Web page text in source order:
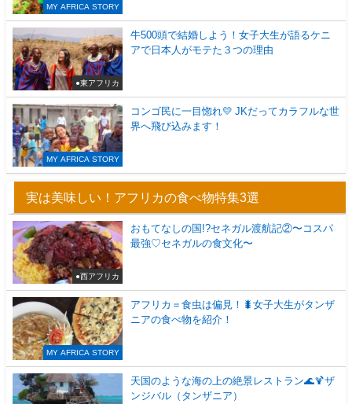
MY AFRICA STORY
●東アフリカ
牛500頭で結婚しよう！女子大生が語るケニ
アで日本人がモテた３つの理由
MY AFRICA STORY
コンゴ民に一目惚れ💛 JKだってカラフルな世
界へ飛び込みます！
実は美味しい！アフリカの食べ物特集3選
●西アフリカ
おもてなしの国!?セネガル渡航記②〜コスパ
最強♡セネガルの食文化〜
MY AFRICA STORY
アフリカ＝食虫は偏見！🐛女子大生がタンザ
ニアの食べ物を紹介！
天国のような海の上の絶景レストラン🌊🍹ザ
ンジバル（タンザニア）